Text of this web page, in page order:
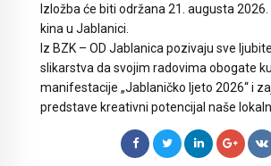
Izložba će biti održana 21. augusta
kina u Jablanici.
Iz BZK – OD Jablanica pozivaju sve
slikarstva da svojim radovima obogate
manifestacije „Jablaničko ljeto 2026“ i
predstave kreativni potencijal naše